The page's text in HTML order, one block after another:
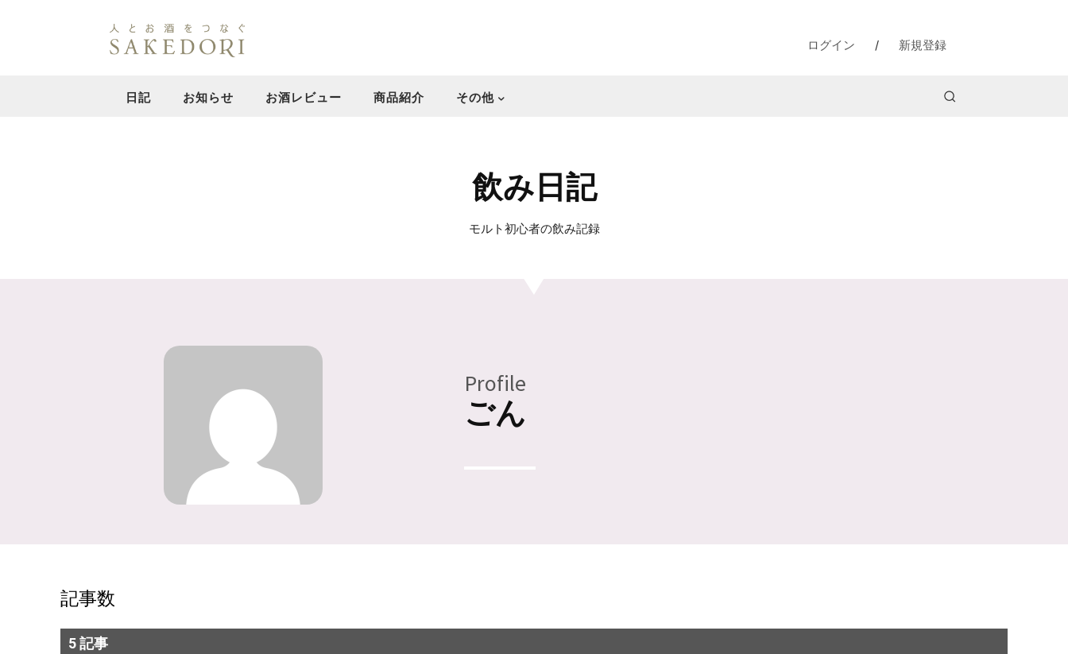
ログイン / 新規登録
日記 お知らせ お酒レビュー 商品紹介 その他
飲み日記
モルト初心者の飲み記録
Profile
ごん
記事数
5 記事